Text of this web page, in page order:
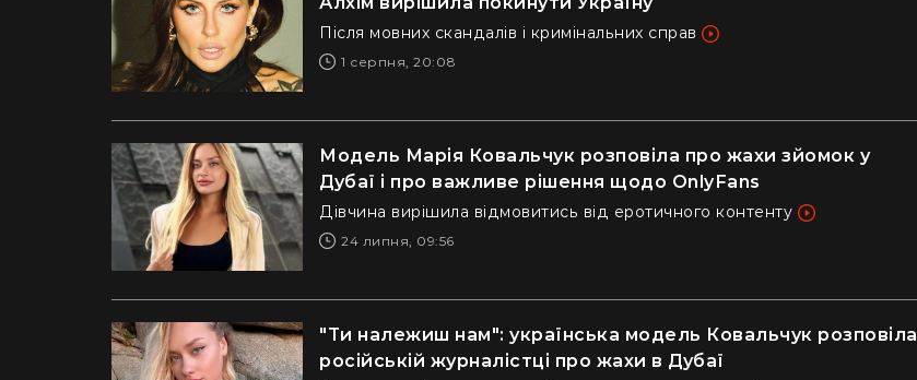
Після мовних скандалів і кримінальних справ
1 серпня, 20:08
Модель Марія Ковальчук розповіла про жахи зйомок у
Дубаї і про важливе рішення щодо OnlyFans
Дівчина вирішила відмовитись від еротичного контенту
24 липня, 09:56
"Ти належиш нам": українська модель Ковальчук розповіла
російській журналістці про жахи в Дубаї